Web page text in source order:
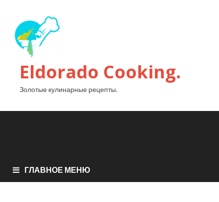
Eldorado Сooking.
Золотые кулинарные рецепты.
ГЛАВНОЕ МЕНЮ